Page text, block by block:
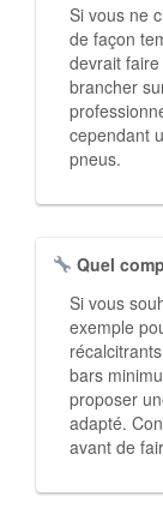
Si vous ne
de façon
devrait
brancher
cependant
pneus.
Quel
Si vous
exemple
bars
proposer
adapté.
avant de